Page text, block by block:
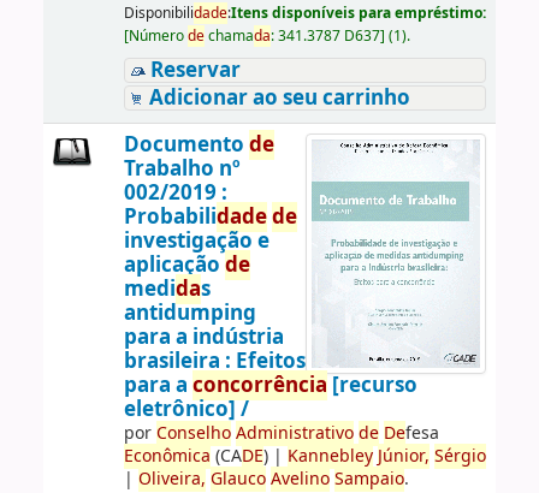
Disponibilidade:Itens disponíveis para empréstimo:
[Númerodechamada:341.3787 D637] (1).
Reservar
Adicionar ao seu carrinho
Documento de
Trabalho nº
002/2019 :
Probabilidadede
investigação e
aplicação de
medidas
antidumping
para a indústria
brasileira : Efeitos
para a concorrência [recurso
eletrônico] /
porConselho Administrativo de Defesa
Econômica (CADE)| Kannebley Júnior, Sérgio
| Oliveira, Glauco Avelino Sampaio.